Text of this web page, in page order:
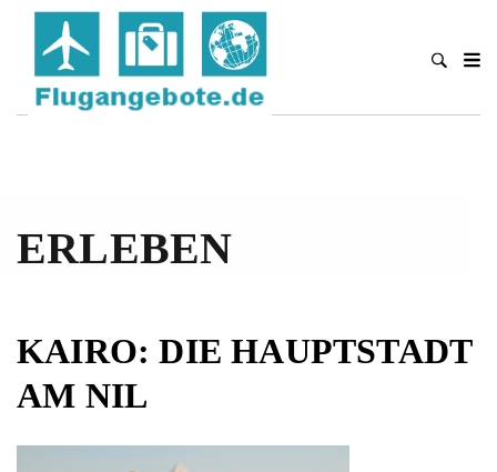
ERLEBEN
KAIRO: DIE HAUPTSTADT
AM NIL